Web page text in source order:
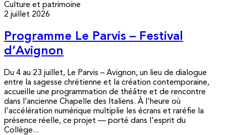
Culture et patrimoine
2 juillet 2026
Programme Le Parvis – Festival
d’Avignon
Du 4 au 23 juillet, Le Parvis – Avignon, un lieu de dialogue
entre la sagesse chrétienne et la création contemporaine,
accueille une programmation de théâtre et de rencontre
dans l’ancienne Chapelle des Italiens. À l'heure où
l'accélération numérique multiplie les écrans et raréfie la
présence réelle, ce projet — porté dans l'esprit du
Collège...